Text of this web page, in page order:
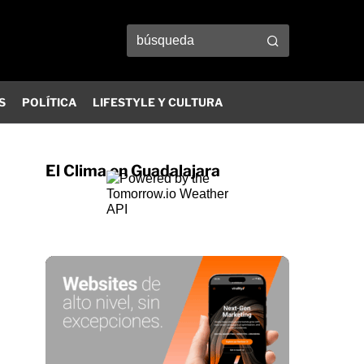
POLÍTICA LIFESTYLE Y CULTURA
El Clima en Guadalajara